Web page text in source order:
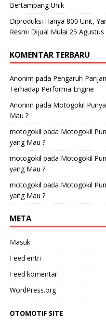
Bertampang Unik
Diproduksi Hanya 800 Unit,
Resmi Dijual Mulai 25 Agustus
KOMENTAR TERBARU
Anonim pada Pengaruh
Terhadap Performa Engine
Anonim pada Motogokil
Mau ?
motogokil pada Motogokil
yang Mau ?
motogokil pada Motogokil
yang Mau ?
motogokil pada Motogokil
yang Mau ?
META
Masuk
Feed entri
Feed komentar
WordPress.org
OTOMOTIF SITE